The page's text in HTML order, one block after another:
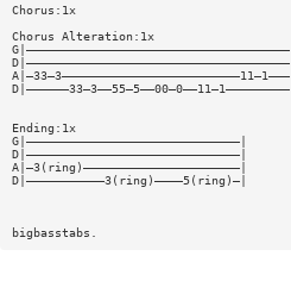
Chorus:1x
Chorus Alteration:1x
G|—————————————————————————————————————|
D|—————————————————————————————————————|
A|—33—3—————————————————————————11—1———|
D|——————33—3——55—5——00—0——11—1—————————|
Ending:1x
G|——————————————————————————————|
D|——————————————————————————————|
A|—3(ring)——————————————————————|
D|———————————3(ring)————5(ring)—|
bigbasstabs.